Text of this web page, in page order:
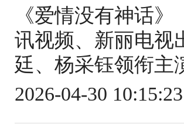
《爱情没有神话
讯视频、新丽电视
廷、杨采钰领衔主
2026-04-30 10:15:23